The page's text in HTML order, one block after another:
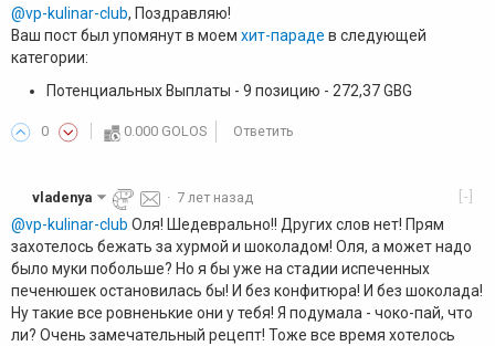
@vp-kulinar-club, Поздравляю!
Ваш пост был упомянут в моем хит-параде в следующей
категории:
Потенциальных Выплаты - 9 позицию - 272,37 GBG
0 0.000 GOLOS Ответить
[-]
vladenya · 7 лет назад
@vp-kulinar-club Оля! Шедеврально!! Других слов нет! Прям
захотелось бежать за хурмой и шоколадом! Оля, а может надо
было муки побольше? Но я бы уже на стадии испеченных
печенюшек остановилась бы! И без конфитюра! И без шоколада!
Ну такие все ровненькие они у тебя! Я подумала - чоко-пай, что
ли? Очень замечательный рецепт! Тоже все время хотелось